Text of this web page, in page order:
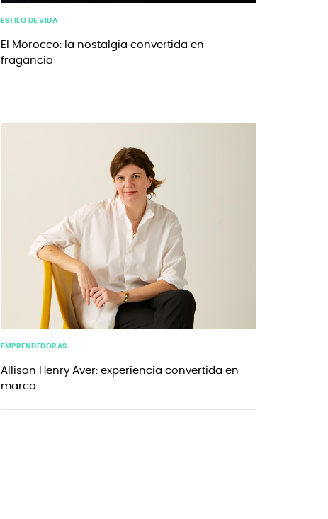
ESTILO DE VIDA
El Morocco: la nostalgia convertida en
fragancia
EMPRENDEDORAS
Allison Henry Aver: experiencia convertida en
marca